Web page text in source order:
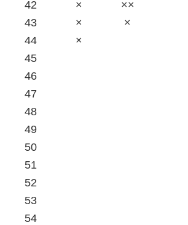
42
×
××
43
×
×
44
×
45
46
47
48
49
50
51
52
53
54